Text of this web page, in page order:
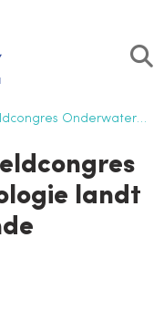
Landt In Oostende
landt